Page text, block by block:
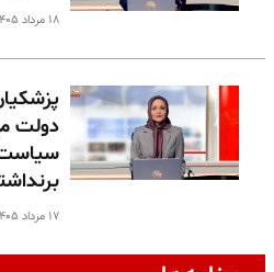
۱۸ مرداد ۱۴۰۵
دولت
۱۷ مرداد ۱۴۰۵